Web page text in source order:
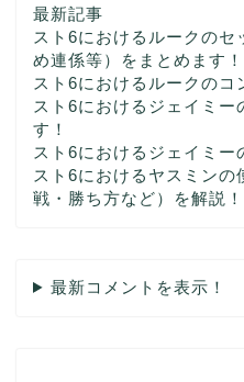
最新記事
スト6におけるルークのセ
め連係等）をまとめます！
スト6におけるルークのコ
スト6におけるジェイミー
す！
スト6におけるジェイミー
スト6におけるヤスミンの
戦・勝ち方など）を解説！
最新コメントを表示！